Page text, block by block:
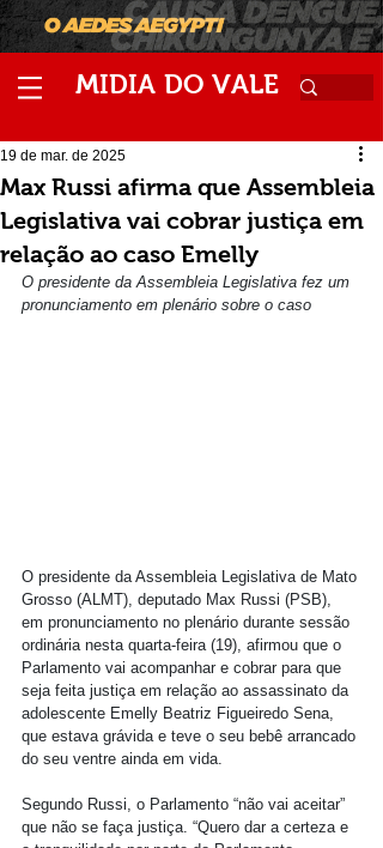
MIDIA DO VALE
Max Russi afirma que Assembleia
Legislativa vai cobrar justiça em
relação ao caso Emelly
19 de mar. de 2025
O presidente da Assembleia Legislativa fez um
pronunciamento em plenário sobre o caso
O presidente da Assembleia Legislativa de Mato
Grosso (ALMT), deputado Max Russi (PSB),
em pronunciamento no plenário durante sessão
ordinária nesta quarta-feira (19), afirmou que o
Parlamento vai acompanhar e cobrar para que
seja feita justiça em relação ao assassinato da
adolescente Emelly Beatriz Figueiredo Sena,
que estava grávida e teve o seu bebê arrancado
do seu ventre ainda em vida.
Segundo Russi, o Parlamento “não vai aceitar”
que não se faça justiça. “Quero dar a certeza e